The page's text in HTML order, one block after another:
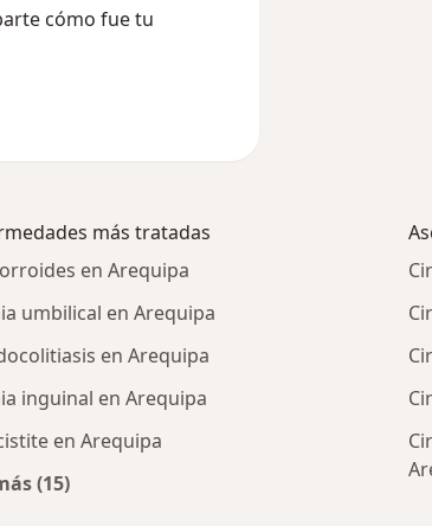
cómo fue tu
más tratadas
en Arequipa
umbilical en Arequipa
en Arequipa
inguinal en Arequipa
en Arequipa
(15)